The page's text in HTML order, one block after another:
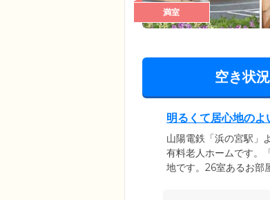
満室
空き状
明るくて居心地の
山陽電鉄「浜の宮駅」
有料老人ホームです。
地です。26室あるお部